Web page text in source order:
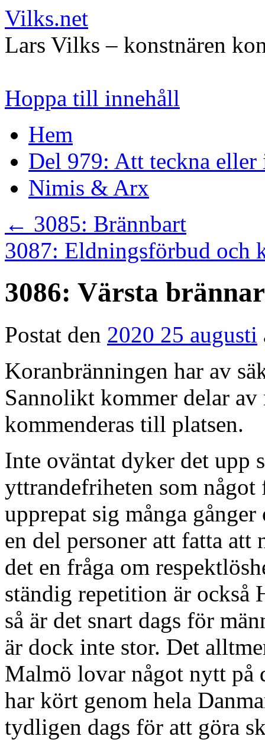
Vilks.net
Lars Vilks – konstnären
Hoppa till innehåll
Hem
Del 979: Att teckna eller
Nimis & Arx
← 3085: Brännbart
3087: Eldningsförbud och
3086: Värsta
Postat den 2020 25 augusti
Koranbränningen har av
Sannolikt kommer delar
kommenderas till platsen.
Inte oväntat dyker det upp
yttrandefriheten som
upprepat sig många
en del personer att fatta att
det en fråga om
ständig repetition är också
så är det snart dags för
är dock inte stor. Det
Malmö lovar något nytt på
har kört genom hela
tydligen dags för att göra